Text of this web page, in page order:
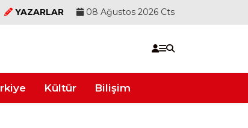
YAZARLAR 08 Ağustos 2026 Cts
Kültür Bilişim